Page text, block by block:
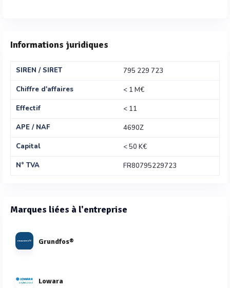
Informations juridiques
SIREN / SIRET
795 229 723
Chiffre d'affaires
< 1 M€
Effectif
< 11
APE / NAF
4690Z
Capital
< 50 K€
N° TVA
FR80795229723
Marques liées à l'entreprise
Grundfos®
Lowara